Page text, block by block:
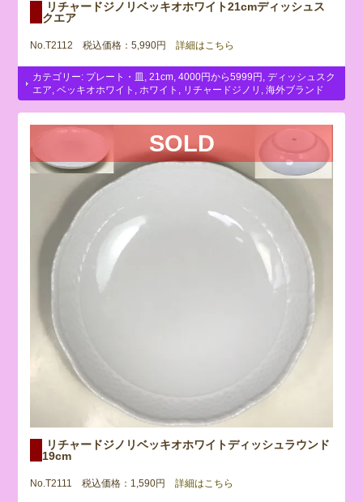
リチャードジノリベッキオホワイト21cmディッシュス
クエア
No.T2112 税込価格：5,990円 詳細はこちら
カテゴリー: プレート・皿 ,21cm,4000円から5999円 ,ディッシュスク
エア,ベッキオホワイト ,ホワイト , リチャードジノリ ,海外ブランド
SOLD
リチャードジノリベッキオホワイトディッシュラウンド
19cm
No.T2111 税込価格：1,590円 詳細はこちら